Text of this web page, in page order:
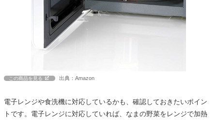
この商品を見る 出典：Amazon
電子レンジや食洗機に対応しているかも、確認しておきたいポイン
トです。電子レンジに対応していれば、なまの野菜をレンジで加熱